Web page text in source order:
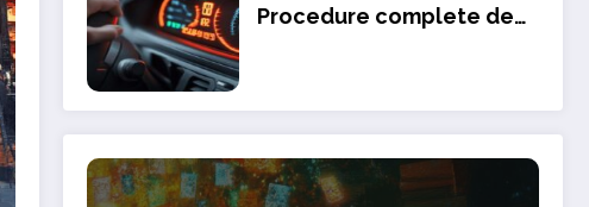
Procedure complete de
de vos capteurs